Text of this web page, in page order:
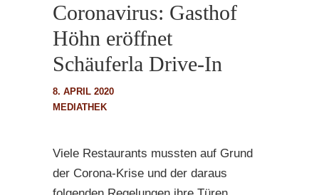
Coronavirus: Gasthof
Höhn eröffnet
Schäuferla Drive-In
8. APRIL 2020
MEDIATHEK
Viele Restaurants mussten auf Grund
der Corona-Krise und der daraus